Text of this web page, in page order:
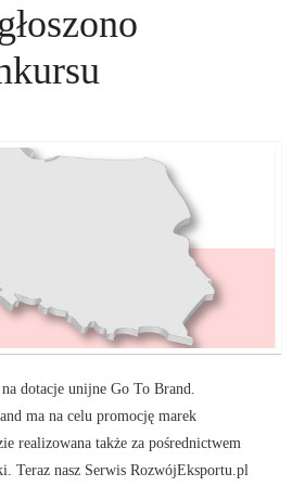
dotacje unijne Go To Brand.
ma na celu promocję marek
realizowana także za pośrednictwem
Teraz nasz Serwis RozwójEksportu.pl